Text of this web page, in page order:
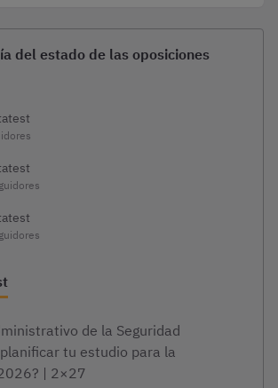
del estado de las oposiciones
de la Seguridad
tu estudio para la
| 2×27